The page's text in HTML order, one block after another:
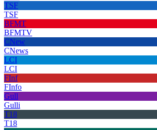
TSF
TSF
BFMT
BFMTV
CNew
CNews
LCI
LCI
FInf
FInfo
Gull
Gulli
T18
T18